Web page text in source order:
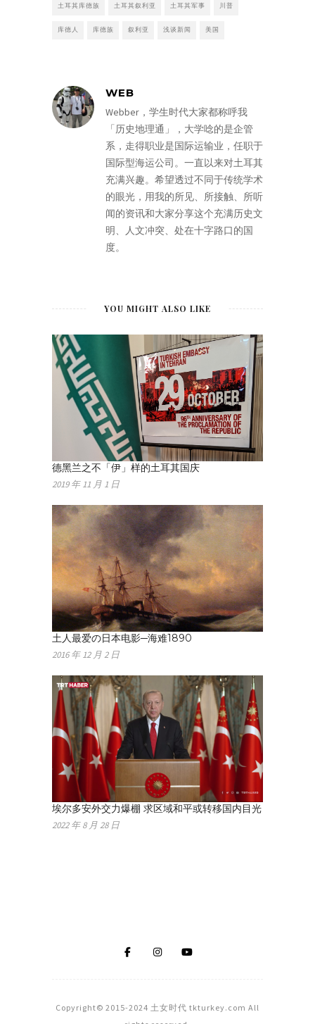
土耳其库德族 土耳其叙利亚 土耳其军事 川普
库德人 库德族 叙利亚 浅谈新闻 美国
WEB
Webber，学生时代大家都称呼我
「历史地理通」，大学唸的是企管
系，走得职业是国际运输业，任职于
国际型海运公司。一直以来对土耳其
充满兴趣。希望透过不同于传统学术
的眼光，用我的所见、所接触、所听
闻的资讯和大家分享这个充满历史文
明、人文冲突、处在十字路口的国
度。
YOU MIGHT ALSO LIKE
德黑兰之不「伊」样的土耳其国庆
2019 年 11 月 1 日
土人最爱の日本电影─海难1890
2016 年 12 月 2 日
埃尔多安外交力爆棚 求区域和平或转移国内目光
2022 年 8 月 28 日
Copyright© 2015-2024 土女时代 tkturkey.com All